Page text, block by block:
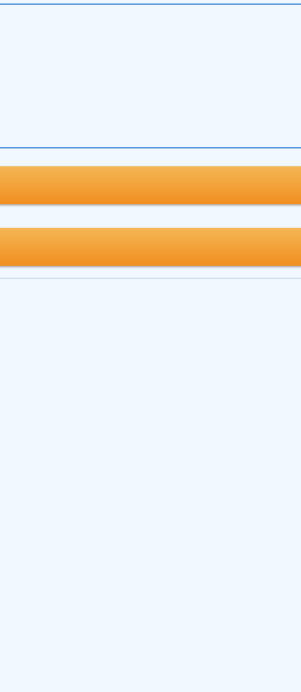
名字的时候，就是找出吉祥的元素来